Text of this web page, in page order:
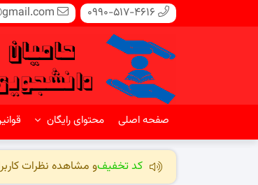
0990-517-4616
صفحه اصلی محتوای رایگان
کد تخفیفو مشاهده نظرات